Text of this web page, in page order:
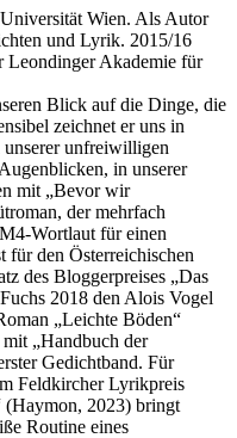
Wien. Als Autor
und Lyrik. 2015/16
Leondinger Akademie für
Blick auf die Dinge, die
zeichnet er uns in
unserer unfreiwilligen
in unserer
mit „Bevor wir
der mehrfach
Wortlaut für einen
für den Österreichischen
des Bloggerpreises „Das
2018 den Alois Vogel
„Leichte Böden“
„Handbuch der
Gedichtband. Für
Feldkircher Lyrikpreis
(Haymon, 2023) bringt
Routine eines